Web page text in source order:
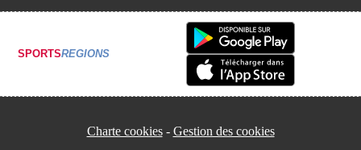
SPORTSREGIONS
Charte cookies Gestion des cookies